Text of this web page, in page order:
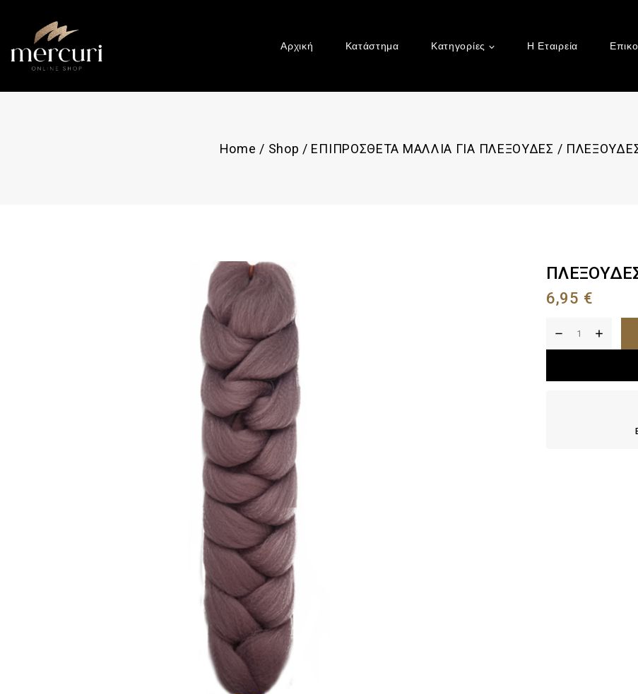
Αρχική Κατάστημα Κατηγορίες Η Εταιρεία
Home / Shop / ΕΠΙΠΡΟΣΘΕΤΑ ΜΑΛΛΙΑ ΓΙΑ ΠΛΕΞΟΥΔΕΣ /
6,95 €